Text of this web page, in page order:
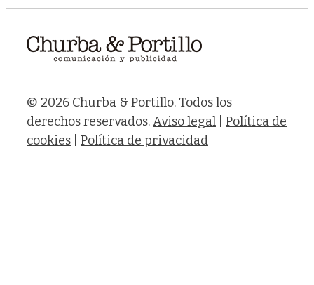
© 2026 Churba & Portillo. Todos los
derechos reservados.Aviso legal
Política de
cookies
Política de privacidad